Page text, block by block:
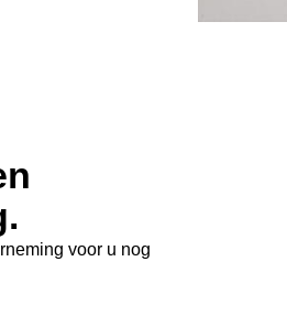
voor u nog